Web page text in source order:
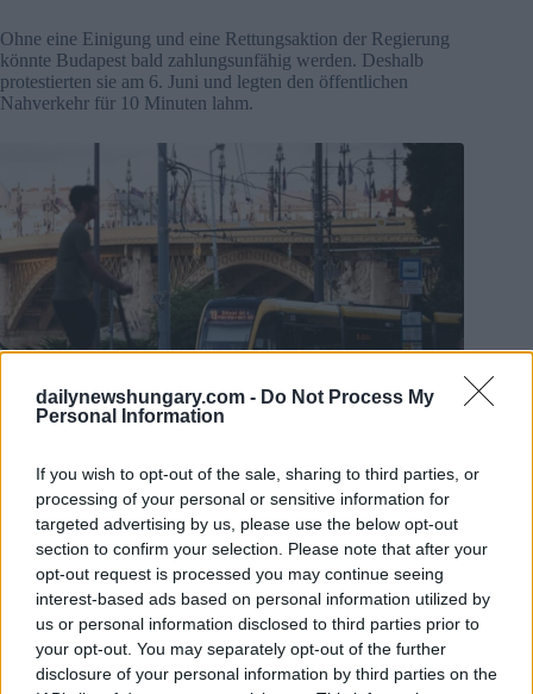
dailynewshungary.com - Do Not Process My
Personal Information
If you wish to opt-out of the sale, sharing to third parties, or
processing of your personal or sensitive information for
targeted advertising by us, please use the below opt-out
section to confirm your selection. Please note that after your
opt-out request is processed you may continue seeing
interest-based ads based on personal information utilized by
us or personal information disclosed to third parties prior to
your opt-out. You may separately opt-out of the further
disclosure of your personal information by third parties on the
Ohne eine Einigung und eine Rettungsaktion der Regierung
könnte Budapest bald zahlungsunfähig werden. Deshalb
protestierten sie am 6. Juni und legten den öffentlichen
Nahverkehr für 10 Minuten lahm.
Foto: BKK/FB
Karácsony, Vitézy und Baranyi schlagen außerdem eine
Plakatkampagne vor, die am 15. Juli beginnen soll, um die
Öffentlichkeit auf die schwierige finanzielle Lage der
Hauptstadt aufmerksam zu machen.
Budapest am Rande des finanziellen Zusammenbruchs,
aber der Budapest Pride findet am Samstag statt – lesen
SieHIERmehr